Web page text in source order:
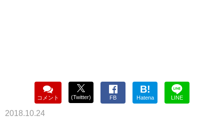
コメント (Twitter) FB
B!
Hatena LINE
2018.10.24